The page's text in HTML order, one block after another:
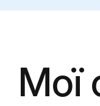
Мої